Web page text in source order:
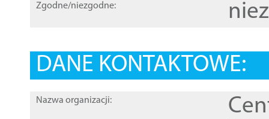
Zgodne/niezgodne:
DANE KONTAKTOWE:
Nazwa organizacji: